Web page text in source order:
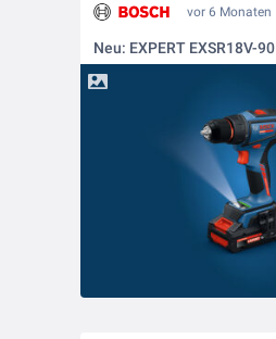
vor 6 Monaten
Neu: EXPERT EXSR18V-90